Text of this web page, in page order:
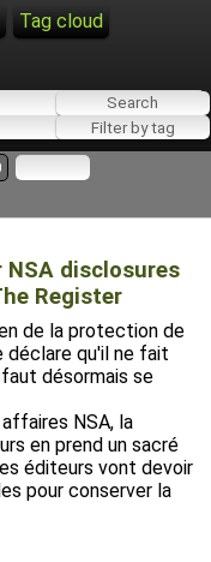
Tag cloud
disclosures
Register
de la protection de
déclare qu'il ne fait
désormais se
NSA, la
en prend un sacré
éditeurs vont devoir
pour conserver la